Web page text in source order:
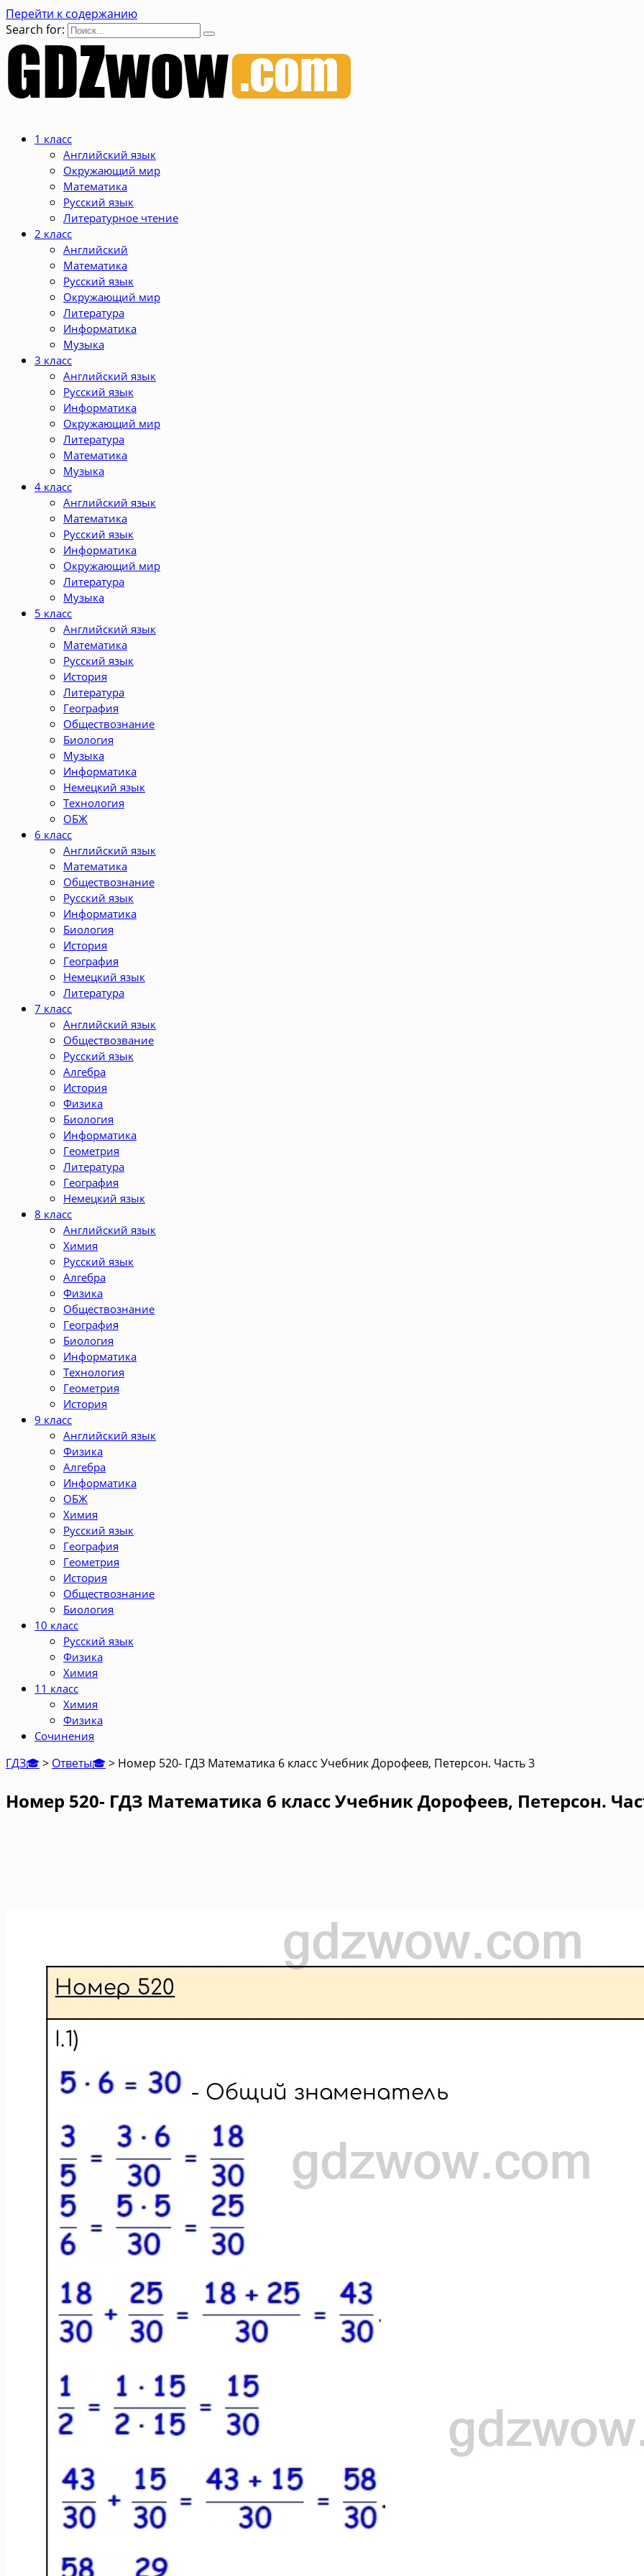
Перейти к содержанию
Search for:
1 класс
Английский язык
Окружающий мир
Математика
Русский язык
Литературное чтение
2 класс
Английский
Математика
Русский язык
Окружающий мир
Литература
Информатика
Музыка
3 класс
Английский язык
Русский язык
Информатика
Окружающий мир
Литература
Математика
Музыка
4 класс
Английский язык
Математика
Русский язык
Информатика
Окружающий мир
Литература
Музыка
5 класс
Английский язык
Математика
Русский язык
История
Литература
География
Обществознание
Биология
Музыка
Информатика
Немецкий язык
Технология
ОБЖ
6 класс
Английский язык
Математика
Обществознание
Русский язык
Информатика
Биология
История
География
Немецкий язык
Литература
7 класс
Английский язык
Обществозвание
Русский язык
Алгебра
История
Физика
Биология
Информатика
Геометрия
Литература
География
Немецкий язык
8 класс
Английский язык
Химия
Русский язык
Алгебра
Физика
Обществознание
География
Биология
Информатика
Технология
Геометрия
История
9 класс
Английский язык
Физика
Алгебра
Информатика
ОБЖ
Химия
Русский язык
География
Геометрия
История
Обществознание
Биология
10 класс
Русский язык
Физика
Химия
11 класс
Химия
Физика
Сочинения
ГДЗ🎓> Ответы🎓> Номер 520- ГДЗ Математика 6 класс Учебник Дорофеев, Петерсон. Часть 3
Номер 520- ГДЗ Математика 6 класс Учебник Дорофеев, Петерсон.